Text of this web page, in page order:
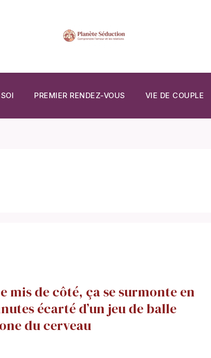
PREMIER RENDEZ-VOUS VIE DE COUPLE
mis de côté, ça se surmonte en
écarté d’un jeu de balle
du cerveau